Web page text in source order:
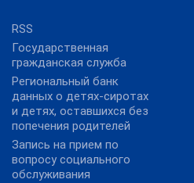
RSS
Государственная
гражданская служба
Региональный банк
данных о детях-сиротах
и детях, оставшихся без
попечения родителей
Запись на прием по
вопросу социального
обслуживания